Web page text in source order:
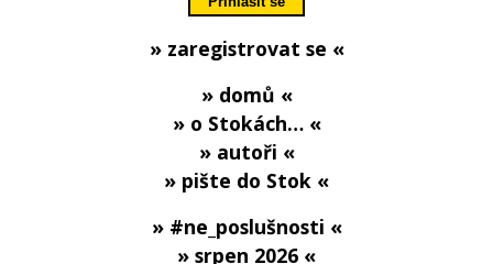
» zaregistrovat se «
» domů «
» o Stokách… «
» autoři «
» pište do Stok «
» #ne_poslušnosti «
» srpen 2026 «